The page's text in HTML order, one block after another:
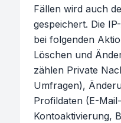
Fällen wird auch
gespeichert. Die
bei folgenden
Löschen und
zählen Private
Umfragen),
Profildaten (E-
Kontoaktivierung,